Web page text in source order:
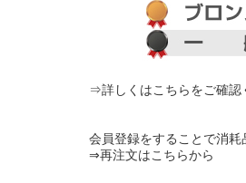
⇒詳しくはこちらをご確認
会員登録をすることで消
⇒再注文はこちらから